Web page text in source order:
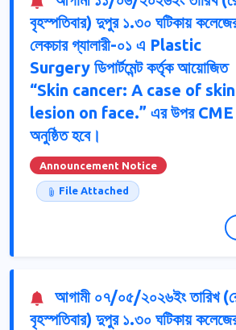
বৃহস্পতিবার) দুপুর ১.৩০ ঘটিকায়
লেকচার গ্যালারী-০১ এ Plastic
Surgery ডিপার্টমেন্ট কর্তৃক আয়োজিত
“Skin cancer: A case of skin
lesion on face.” এর উপর CME
অনুষ্ঠিত হবে।
Announcement Notice
File Attached
আগামী ০৭/০৫/২০২৬ইং তারিখ
বৃহস্পতিবার) দুপুর ১.৩০ ঘটিকায়